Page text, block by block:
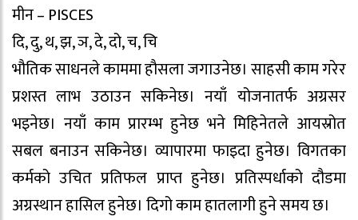
मीन – PISCES
दि, दु, थ, झ, ञ, दे, दो, च, चि
भौतिक साधनले काममा हाैसला जगाउनेछ। साहसी काम गरेर
प्रशस्त लाभ उठाउन सकिनेछ। नयाँ योजनातर्फ अग्रसर
भइनेछ। नयाँ काम प्रारम्भ हुनेछ भने मिहिनेतले आयस्रोत
सबल बनाउन सकिनेछ। व्यापारमा फाइदा हुनेछ। विगतका
कर्मको उचित प्रतिफल प्राप्त हुनेछ। प्रतिस्पर्धाको दौडमा
अग्रस्थान हासिल हुनेछ। दिगो काम हातलागी हुने समय छ।